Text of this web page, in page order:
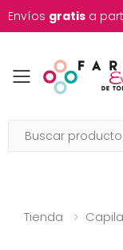
Envíos gratis a
Toggle
Tienda